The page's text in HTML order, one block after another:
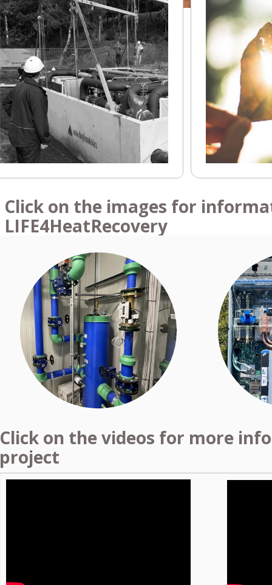
Click on the images for
LIFE4HeatRecovery
Click on the videos for more
project